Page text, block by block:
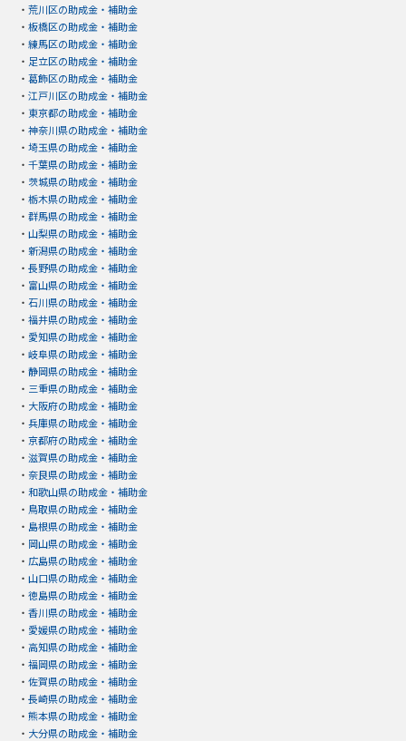
・ 荒川区の助成金・補助金
・ 板橋区の助成金・補助金
・ 練馬区の助成金・補助金
・ 足立区の助成金・補助金
・ 葛飾区の助成金・補助金
・ 江戸川区の助成金・補助金
・ 東京都の助成金・補助金
・ 神奈川県の助成金・補助金
・ 埼玉県の助成金・補助金
・ 千葉県の助成金・補助金
・ 茨城県の助成金・補助金
・ 栃木県の助成金・補助金
・ 群馬県の助成金・補助金
・ 山梨県の助成金・補助金
・ 新潟県の助成金・補助金
・ 長野県の助成金・補助金
・ 富山県の助成金・補助金
・ 石川県の助成金・補助金
・ 福井県の助成金・補助金
・ 愛知県の助成金・補助金
・ 岐阜県の助成金・補助金
・ 静岡県の助成金・補助金
・ 三重県の助成金・補助金
・ 大阪府の助成金・補助金
・ 兵庫県の助成金・補助金
・ 京都府の助成金・補助金
・ 滋賀県の助成金・補助金
・ 奈良県の助成金・補助金
・ 和歌山県の助成金・補助金
・ 鳥取県の助成金・補助金
・ 島根県の助成金・補助金
・ 岡山県の助成金・補助金
・ 広島県の助成金・補助金
・ 山口県の助成金・補助金
・ 徳島県の助成金・補助金
・ 香川県の助成金・補助金
・ 愛媛県の助成金・補助金
・ 高知県の助成金・補助金
・ 福岡県の助成金・補助金
・ 佐賀県の助成金・補助金
・ 長崎県の助成金・補助金
・ 熊本県の助成金・補助金
・ 大分県の助成金・補助金